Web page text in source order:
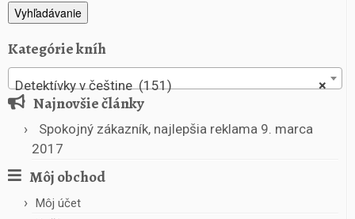
Vyhľadávanie
Kategórie kníh
×
Detektívky v češtine (151)
Najnovšie články
Spokojný zákazník, najlepšia reklama 9. marca
2017
Môj obchod
Môj účet